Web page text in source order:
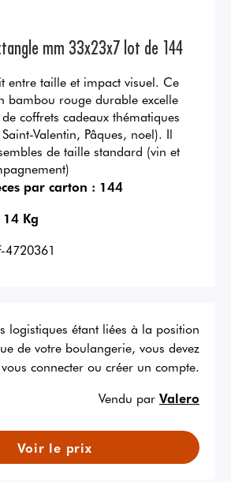
mm 33x23x7 lot de 144
entre taille et impact visuel. Ce
bambou rouge durable excelle
coffrets cadeaux thématiques
Valentin, Pâques, noel). Il
de taille standard (vin et
par carton : 144
14 Kg
4720361
logistiques étant liées à la position
de votre boulangerie, vous devez
vous connecter ou créer un compte.
Vendu par Valero
Voir le prix